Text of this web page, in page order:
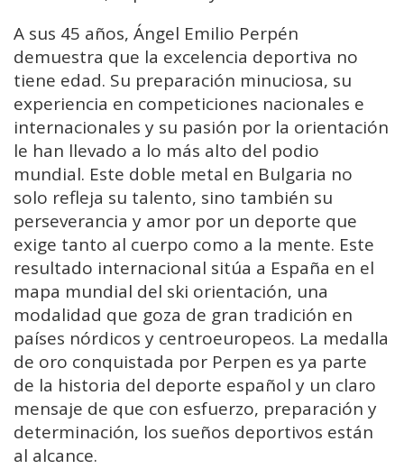
A sus 45 años, Ángel Emilio Perpén
demuestra que la excelencia deportiva no
tiene edad. Su preparación minuciosa, su
experiencia en competiciones nacionales e
internacionales y su pasión por la orientación
le han llevado a lo más alto del podio
mundial. Este doble metal en Bulgaria no
solo refleja su talento, sino también su
perseverancia y amor por un deporte que
exige tanto al cuerpo como a la mente. Este
resultado internacional sitúa a España en el
mapa mundial del ski orientación, una
modalidad que goza de gran tradición en
países nórdicos y centroeuropeos. La medalla
de oro conquistada por Perpen es ya parte
de la historia del deporte español y un claro
mensaje de que con esfuerzo, preparación y
determinación, los sueños deportivos están
al alcance.